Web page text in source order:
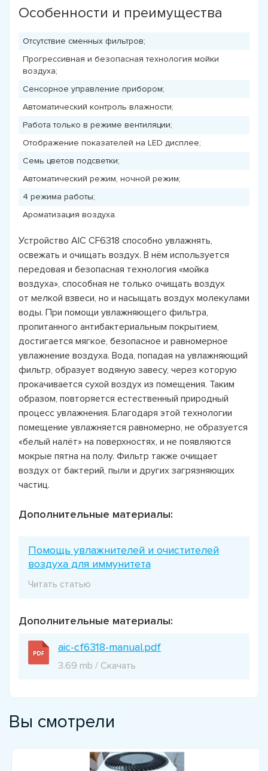
Особенности и преимущества
Отсутствие сменных фильтров;
Прогрессивная и безопасная технология мойки
воздуха;
Сенсорное управление прибором;
Автоматический контроль влажности;
Работа только в режиме вентиляции;
Отображение показателей на LED дисплее;
Семь цветов подсветки;
Автоматический режим, ночной режим;
4 режима работы;
Ароматизация воздуха.
Устройство AIC CF6318 способно увлажнять,
освежать и очищать воздух. В нём используется
передовая и безопасная технология «мойка
воздуха», способная не только очищать воздух
от мелкой взвеси, но и насыщать воздух молекулами
воды. При помощи увлажняющего фильтра,
пропитанного антибактериальным покрытием,
достигается мягкое, безопасное и равномерное
увлажнение воздуха. Вода, попадая на увлажняющий
фильтр, образует водяную завесу, через которую
прокачивается сухой воздух из помещения. Таким
образом, повторяется естественный природный
процесс увлажнения. Благодаря этой технологии
помещение увлажняется равномерно, не образуется
«белый налёт» на поверхностях, и не появляются
мокрые пятна на полу. Фильтр также очищает
воздух от бактерий, пыли и других загрязняющих
частиц.
Дополнительные материалы:
Помощь увлажнителей и очистителей
воздуха для иммунитета
Читать статью
Дополнительные материалы:
aic-cf6318-manual.pdf
3.69 mb / Скачать
Вы смотрели